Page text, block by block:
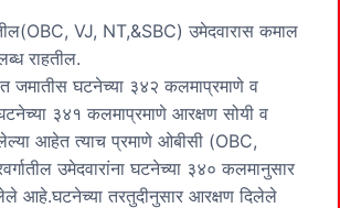
VJ, NT,&SBC) उमेदवारास कमाल
राहतील.
जमातीस घटनेच्या ३४२ कलमाप्रमाणे व
३४१ कलमाप्रमाणे आरक्षण सोयी व
आहेत त्याच प्रमाणे ओबीसी (OBC,
उमेदवारांना घटनेच्या ३४० कलमानुसार
आहे.घटनेच्या तरतुदीनुसार आरक्षण दिलेले